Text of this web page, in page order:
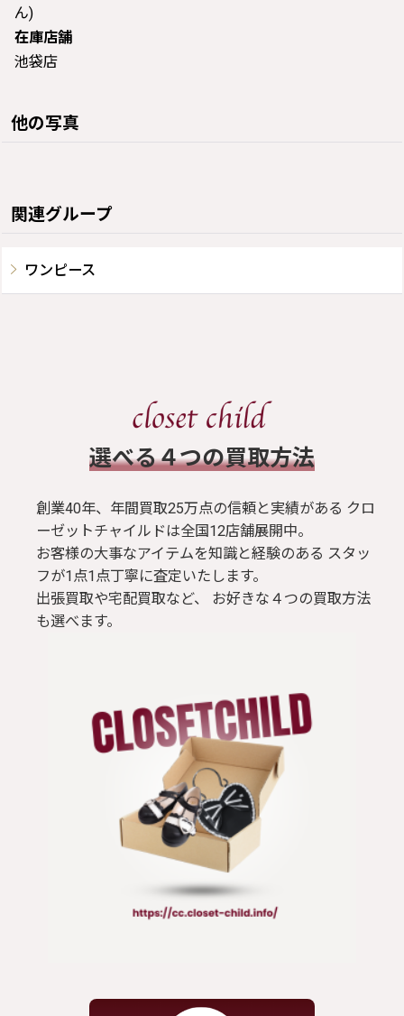
ん)
在庫店舗
池袋店
他の写真
関連グループ
ワンピース
​選べる４つの買取方法
創業40年、年間買取25万点の信頼と実績がある クロ
ーゼットチャイルドは全国12店舗展開中。
お客様の大事なアイテムを知識と経験のある スタッ
フが1点1点丁寧に査定いたします。
出張買取や宅配買取など、 お好きな４つの買取方法
も選べます。